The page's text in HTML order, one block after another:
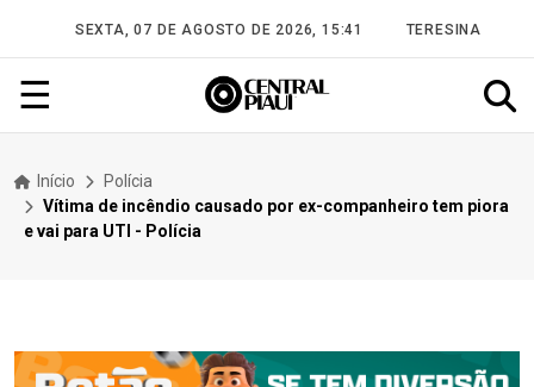
SEXTA, 07 DE AGOSTO DE 2026, 15:41 TERESINA
☰
Início
Polícia
Vítima de incêndio causado por ex-companheiro tem piora
e vai para UTI - Polícia